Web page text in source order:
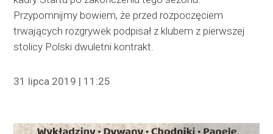
Przypomnijmy bowiem, że przed rozpoczęciem
trwających rozgrywek podpisał z klubem z pierwszej
stolicy Polski dwuletni kontrakt.
31 lipca 2019 | 11:25